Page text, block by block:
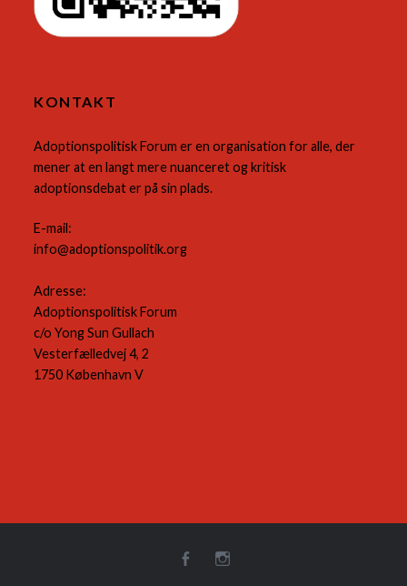
KONTAKT
Adoptionspolitisk Forum er en organisation for alle, der
mener at en langt mere nuanceret og kritisk
adoptionsdebat er på sin plads.
E-mail:
info@adoptionspolitik.org
Adresse:
Adoptionspolitisk Forum
c/o Yong Sun Gullach
Vesterfælledvej 4, 2
1750 København V
FacebookInstagram